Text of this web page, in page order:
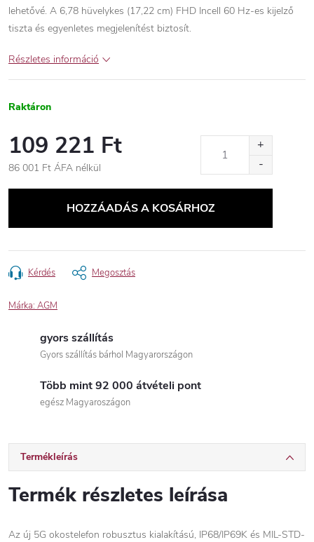
lehetővé. A 6,78 hüvelykes (17,22 cm) FHD Incell 60 Hz-es kijelző
tiszta és egyenletes megjelenítést biztosít.
Részletes információ
Raktáron
109 221 Ft
86 001 Ft ÁFA nélkül
HOZZÁADÁS A KOSÁRHOZ
Kérdés Megosztás
Márka: AGM
gyors szállítás
Gyors szállítás bárhol Magyarországon
Több mint 92 000 átvételi pont
egész Magyaroszágon
Termékleírás
Termék részletes leírása
Az új 5G okostelefon robusztus kialakítású, IP68/IP69K és MIL-STD-